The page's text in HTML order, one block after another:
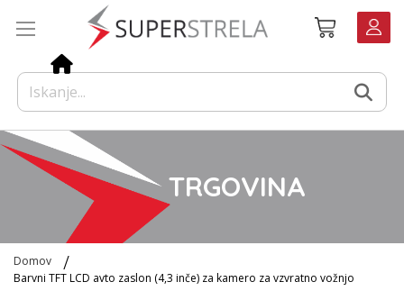
Košarica
TRGOVINA
Domov
Barvni TFT LCD avto zaslon (4,3 inče) za kamero za vzvratno vožnjo